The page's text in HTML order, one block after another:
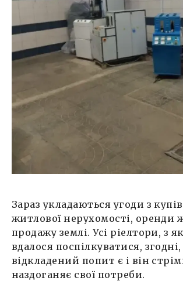
Зараз укладаються угоди з
житлової нерухомості, оренди
продажу землі. Усі ріелтори, з
вдалося поспілкуватися,
відкладений попит є і він
наздоганяє свої потреби.